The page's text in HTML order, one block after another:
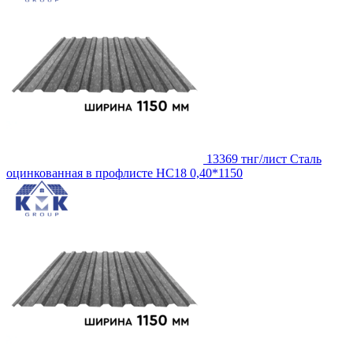
13369 тнг/лист Сталь
оцинкованная в профлисте НС18 0,40*1150